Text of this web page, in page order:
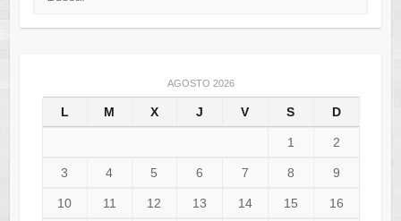
AGOSTO 2026
L M X J V S D
1 2
3 4 5 6 7 8 9
10 11 12 13 14 15 16